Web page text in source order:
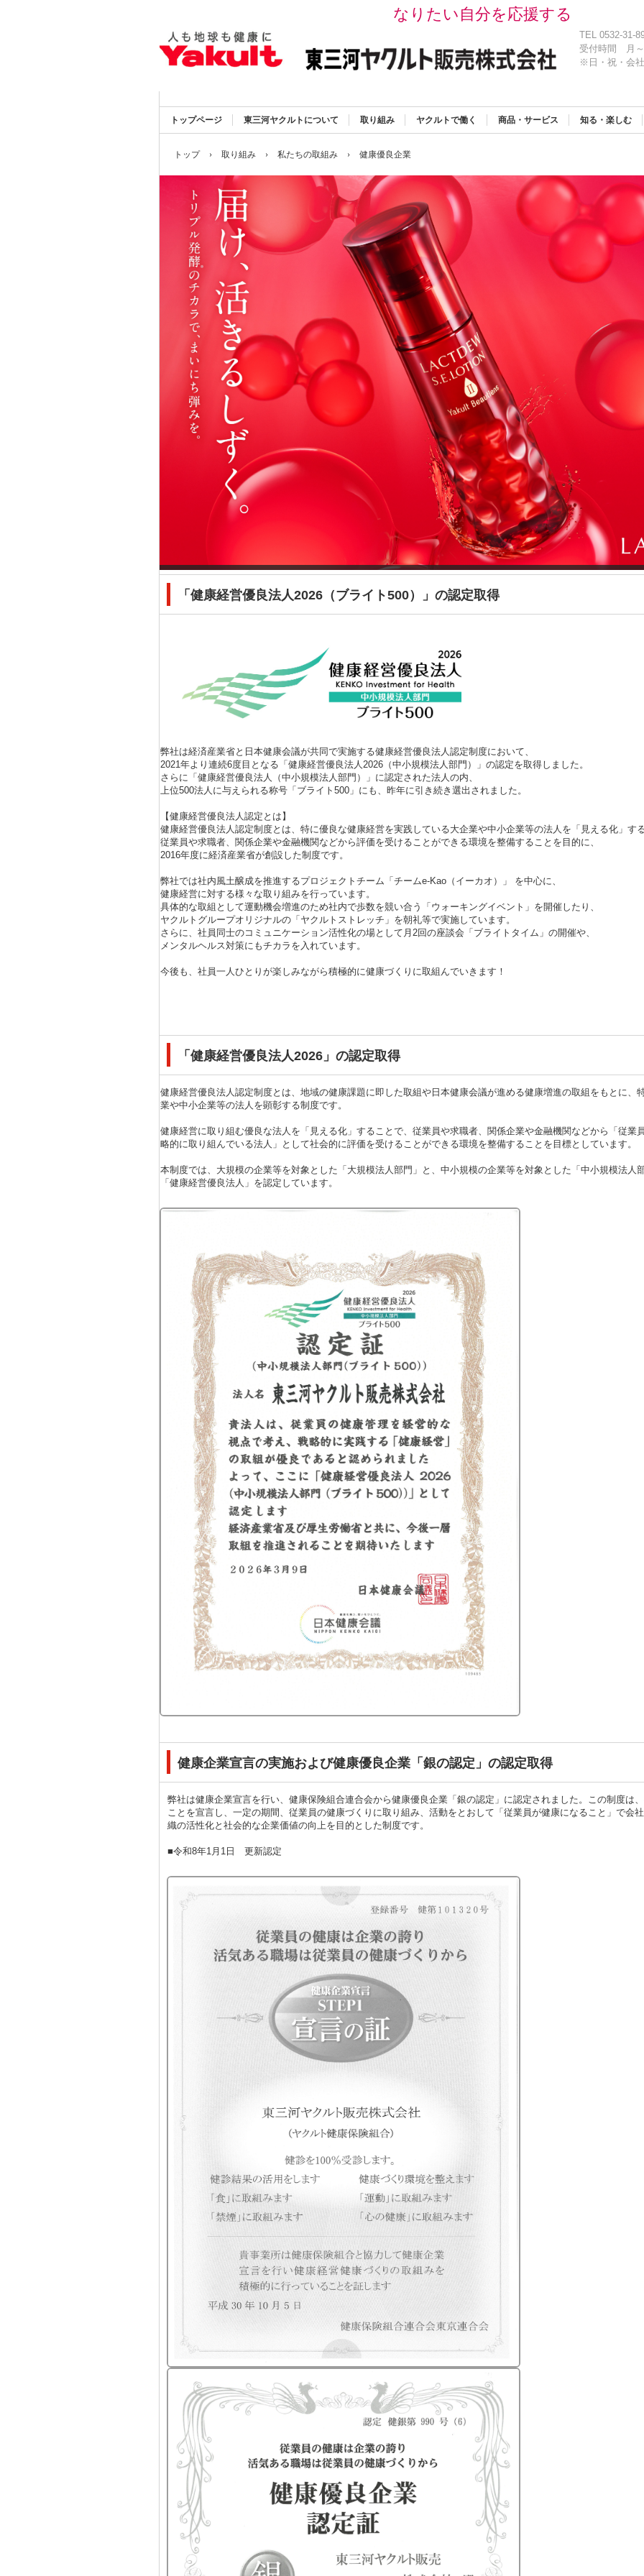
なりたい自分を応援する
TEL 0532-31-
受付時間
月
※日・祝・会
トップページ 東三河ヤクルトについて 取り組み ヤクルトで働く 商品・サービス 知る・楽しむ
トップ › 取り組み › 私たちの取組み › 健康優良企業
「健康経営優良法人2026（ブライト500）」の認定取得
弊社は経済産業省と日本健康会議が共同で実施する健康経営優良法人認定制度において、
2021年より連続6度目となる「健康経営優良法人2026（中小規模法人部門）」の認定を取得しました。
さらに「健康経営優良法人（中小規模法人部門）」に認定された法人の内、
上位500法人に与えられる称号「ブライト500」にも、昨年に引き続き選出されました。
【健康経営優良法人認定とは】
健康経営優良法人認定制度とは、特に優良な健康経営を実践している大企業や中小企業等の法人を「見える化」する
従業員や求職者、関係企業や金融機関などから評価を受けることができる環境を整備することを目的に、
2016年度に経済産業省が創設した制度です。
弊社では社内風土醸成を推進するプロジェクトチーム「チームe-Kao（イーカオ）」 を中心に、
健康経営に対する様々な取り組みを行っています。
具体的な取組として運動機会増進のため社内で歩数を競い合う「ウォーキングイベント」を開催したり、
ヤクルトグループオリジナルの「ヤクルトストレッチ」を朝礼等で実施しています。
さらに、社員同士のコミュニケーション活性化の場として月2回の座談会「ブライトタイム」の開催や、
メンタルヘルス対策にもチカラを入れています。
今後も、社員一人ひとりが楽しみながら積極的に健康づくりに取組んでいきます！
「健康経営優良法人2026」の認定取得
健康経営優良法人認定制度とは、地域の健康課題に即した取組や日本健康会議が進める健康増進の取組をもとに、
業や中小企業等の法人を顕彰する制度です。
健康経営に取り組む優良な法人を「見える化」することで、従業員や求職者、関係企業や金融機関などから「従業
略的に取り組んでいる法人」として社会的に評価を受けることができる環境を整備することを目標としています。
本制度では、大規模の企業等を対象とした「大規模法人部門」と、中小規模の企業等を対象とした「中小規模法人
「健康経営優良法人」を認定しています。
健康企業宣言の実施および健康優良企業「銀の認定」の認定取得
弊社は健康企業宣言を行い、健康保険組合連合会から健康優良企業「銀の認定」に認定されました。この制度は
ことを宣言し、一定の期間、従業員の健康づくりに取り組み、活動をとおして「従業員が健康になること」で会
織の活性化と社会的な企業価値の向上を目的とした制度です。
■令和8年1月1日 更新認定